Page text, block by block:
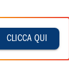
CLICCA QUI